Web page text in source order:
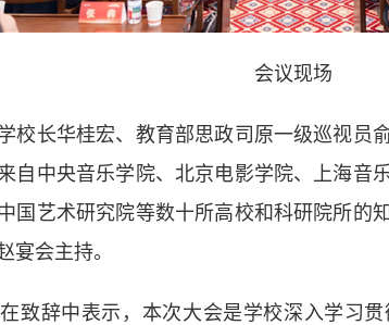
会议现场
长华桂宏、教育部思政司原一级巡视员
自中央音乐学院、北京电影学院、上海音
国艺术研究院等数十所高校和科研院所的
宴会主持。
辞中表示，本次大会是学校深入学习贯